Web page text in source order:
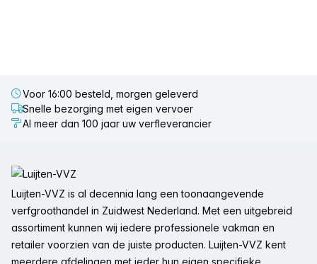
Voor 16:00 besteld, morgen geleverd
Snelle bezorging met eigen vervoer
Al meer dan 100 jaar uw verfleverancier
Luijten-VVZ is al decennia lang een toonaangevende
verfgroothandel in Zuidwest Nederland. Met een uitgebreid
assortiment kunnen wij iedere professionele vakman en
retailer voorzien van de juiste producten. Luijten-VVZ kent
meerdere afdelingen met ieder hun eigen specifieke